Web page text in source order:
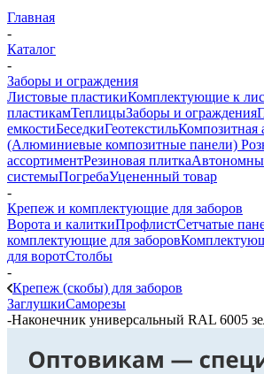
Главная
-
Каталог
-
Заборы и ограждения
Листовые пластикиКомплектующие к
пластикамТеплицыЗаборы и ограждения
емкостиБеседкиГеотекстильКомпозитная
(Алюминиевые композитные панели)
ассортиментРезиновая плитка
системыПогребаУцененный товар
-
Крепеж и комплектующие для заборов
Ворота и калиткиПрофлистСетчатые
комплектующие для заборов
для воротСтолбы
-
Крепеж (скобы) для заборов
ЗаглушкиСаморезы
-Наконечник универсальный RAL 6005